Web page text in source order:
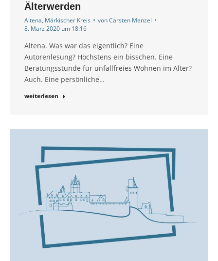
Älterwerden
Altena, Märkischer Kreis vonCarsten Menzel
8. März 2020 um 18:16
Altena. Was war das eigentlich? Eine
Autorenlesung? Höchstens ein bisschen. Eine
Beratungsstunde für unfallfreies Wohnen im Alter?
Auch. Eine persönliche…
weiterlesen